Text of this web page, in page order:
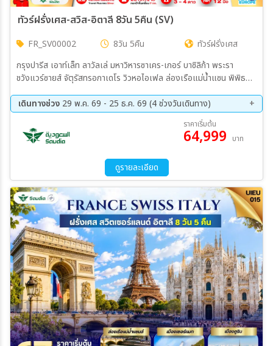
ทัวร์ฝรั่งเศส-สวิส-อิตาลี 8วัน 5คืน (SV)
FR_SV00002 8วัน 5คืน
ทัวร์ฝรั่งเศส
กรุงปารีส เอาท์เล็ท ลาวัลเล่ มหาวิหารซาเคร-เกอร์ บาซิลิก้า พระรา
ชวังแวร์ซายส์ จัตุรัสทรอกาเดโร วิวหอไอเฟล ล่องเรือแม่น้ำแซน พิพิธ
เซ เมืองดีจอง เมืองกรินเดลวัลด์ เคเบิ้ลคาร์ Eiger Express ธารน้ำแข็ง
ยอดเขาจุงเฟรา ถ้ำน้ำแข็ง ลานสฟิงซ์ เมืองเลาเทอร์บรุนเนิน น้ำตกชเตาบ์
บาค เมืองลูเซิร์น อนุสาวรีย์สิงโต สะพานไม้ชาเปล เขตเมืองเก่าลูเซิร์น
ทะเลสาบโคโม เมืองมิลาน มหาวิหารดูโอโม่มิลาน ห้างกัลเลรีอาวิตโตรีโยเอ
เดินทางช่วง 29 พ.ค. 69 - 25 ธ.ค. 69 (4 ช่วงวันเดินทาง)
23 ต.ค. 69 - 30 ต.ค. 69
04 ธ.ค. 69 - 11 ธ.ค. 69
18 ธ.ค. 69 - 25 ธ.ค. 69
ราคาเริ่มต้น
64,999 บาท
ดูรายละเอียด